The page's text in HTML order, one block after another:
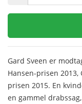
Gard Sveen er
Hansen-prisen 2013,
prisen 2015. En
en gammel